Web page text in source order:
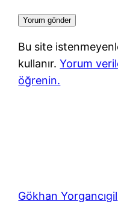
Bu site
kullanır.Yorum
öğrenin.
Gökhan Yorgancıgil